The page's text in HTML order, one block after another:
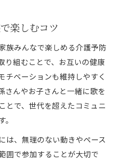
楽しむコツ
族みんなで楽しめる介護予防
り組むことで、お互いの健康
チベーションも維持しやすく
さんやお子さんと一緒に歌を
とで、世代を超えたコミュニ
は、無理のない動きやペース
囲で参加することが大切で